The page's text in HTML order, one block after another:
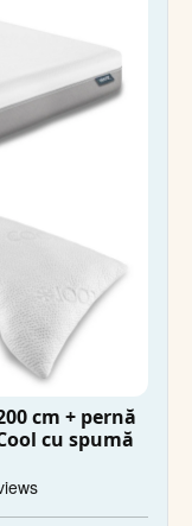
cm + pernă
cu spumă